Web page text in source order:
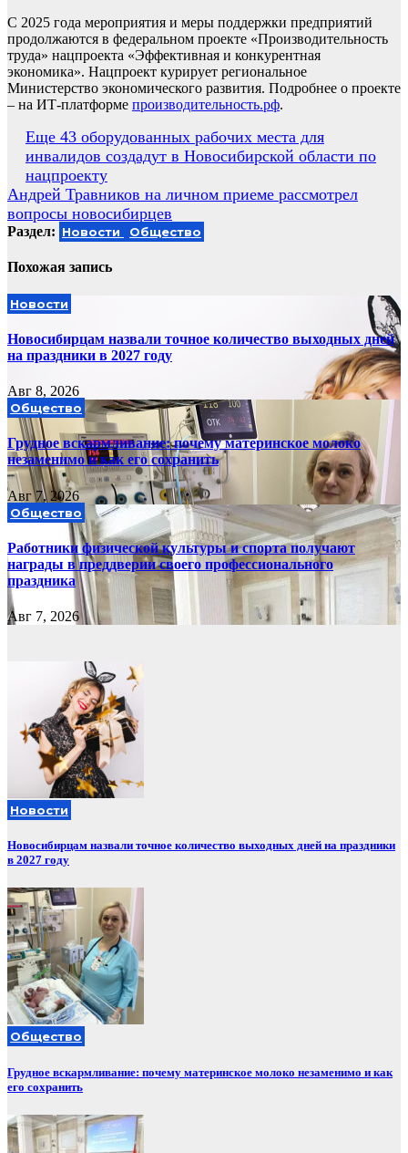
С 2025 года мероприятия и меры поддержки предприятий
продолжаются в федеральном проекте «Производительность
труда» нацпроекта «Эффективная и конкурентная
экономика». Нацпроект курирует региональное
Министерство экономического развития. Подробнее о проекте
– на ИТ-платформе производительность.рф.
Навигация
по
записям
Еще 43 оборудованных рабочих места для
инвалидов создадут в Новосибирской области по
нацпроекту
Андрей Травников на личном приеме рассмотрел
вопросы новосибирцев
Раздел: Новости Общество
Похожая запись
Новости
Новосибирцам назвали точное количество выходных дней
на праздники в 2027 году
Авг 8, 2026
Общество
Грудное вскармливание: почему материнское молоко
незаменимо и как его сохранить
Авг 7, 2026
Общество
Работники физической культуры и спорта получают
награды в преддверии своего профессионального
праздника
Авг 7, 2026
Новости
Новосибирцам назвали точное количество выходных дней на праздники
в 2027 году
Общество
Грудное вскармливание: почему материнское молоко незаменимо и как
его сохранить